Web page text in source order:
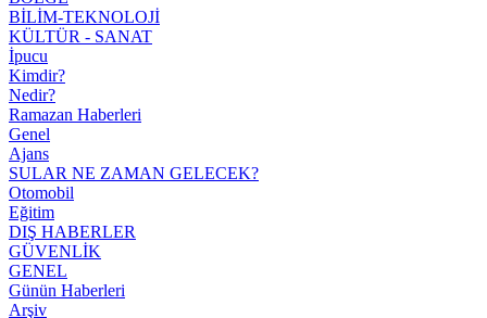
BİLİM-TEKNOLOJİ
KÜLTÜR - SANAT
İpucu
Kimdir?
Nedir?
Ramazan Haberleri
Genel
Ajans
SULAR NE ZAMAN GELECEK?
Otomobil
Eğitim
DIŞ HABERLER
GÜVENLİK
GENEL
Günün Haberleri
Arşiv